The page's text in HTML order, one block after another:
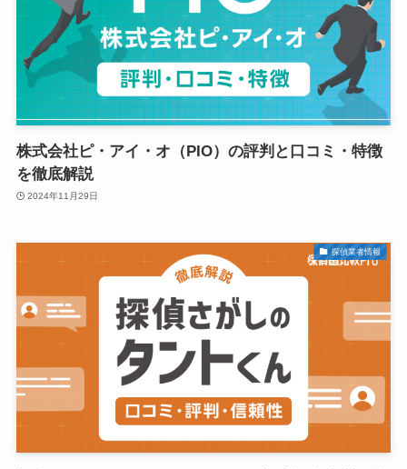
株式会社ピ・アイ・オ（PIO）の評判と口コミ・特徴
を徹底解説
2024年11月29日
探偵業者情報